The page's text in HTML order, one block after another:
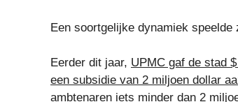
Een soortgelijke dynamiek
Eerder dit jaar, UPMC gaf de stad
een subsidie ​​van 2 miljoen dollar
ambtenaren iets minder dan 2